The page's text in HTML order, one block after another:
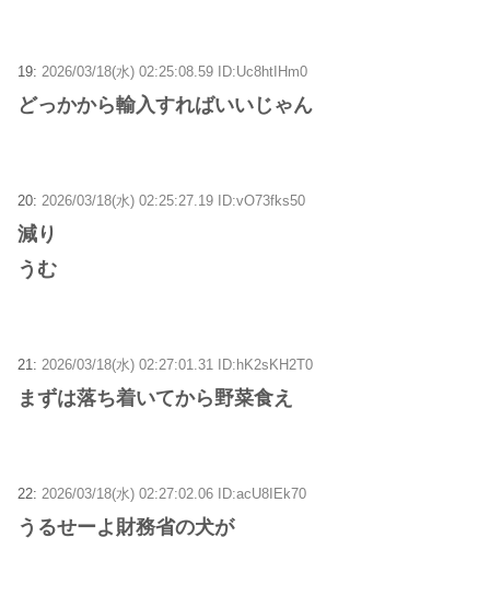
19: 2026/03/18(水) 02:25:08.59 ID:Uc8htIHm0
どっかから輸入すればいいじゃん
20: 2026/03/18(水) 02:25:27.19 ID:vO73fks50
減り
うむ
21: 2026/03/18(水) 02:27:01.31 ID:hK2sKH2T0
まずは落ち着いてから野菜食え
22: 2026/03/18(水) 02:27:02.06 ID:acU8IEk70
うるせーよ財務省の犬が